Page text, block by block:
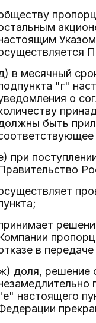
в месячный
"г"
о
быть
при
в
доля, решение
настоящего